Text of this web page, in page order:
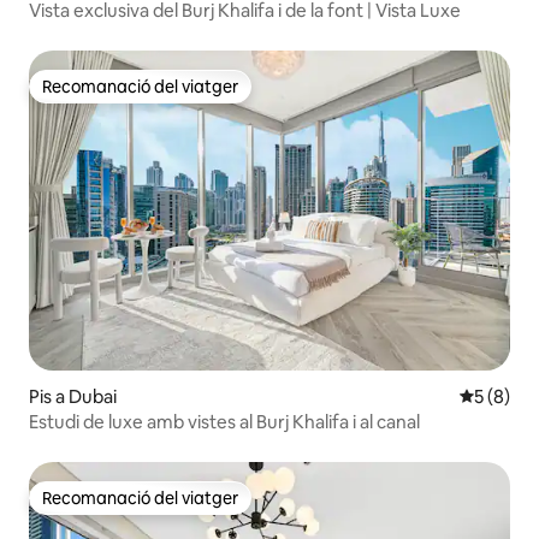
Vista exclusiva del Burj Khalifa i de la font | Vista Luxe
Recomanació del viatger
Recomanació del viatger
Pis a Dubai 5 de
5 (8)
Estudi de luxe amb vistes al Burj Khalifa i al canal
Recomanació del viatger
Recomanació del viatger